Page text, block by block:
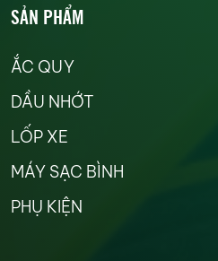
SẢN PHẨM
ẮC QUY
DẦU NHỚT
LỐP XE
MÁY SẠC BÌNH
PHỤ KIỆN